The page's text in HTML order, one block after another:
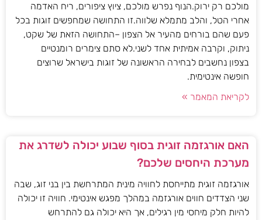
מולכם רק ירוק.הנוף נפרש מולכם, ציוץ ציפורים, ריח האדמה
אחרי הטל, והלב מתמלא שלווה.זו התחושה שמחפשים זוגות בכל
פעם שהם בורחים מהעיר אל הצפון –התחושה הזאת של שקט,
ניתוק, וקרבה אמיתית אחד לשני.לא סתם צימרים רומנטיים
בצפון נחשבים לבחירה הראשונה של זוגות בישראל שרוצים
חופשה אינטימית.
לקריאת המאמר »
האם אורגזמה זוגית בסוף שבוע יכולה לשדרג את
מערכת היחסים שלכם?
אורגזמה זוגית מתייחסת לחוויה מינית המתרחשת בין בני זוג, שבה
שני הצדדים חווים אורגזמה במהלך מפגש אינטימי. חוויה זו יכולה
להיות חלק מיחסי מין רגילים, אך היא יכולה גם להתרחש